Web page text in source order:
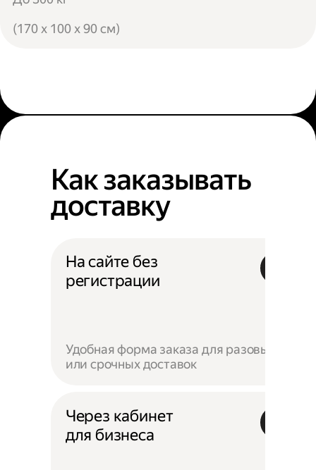
(170 x 100 x 90 см)
Как заказывать
доставку
На сайте без
регистрации
Удобная форма заказа для разовых
или срочных доставок
Через кабинет
для бизнеса